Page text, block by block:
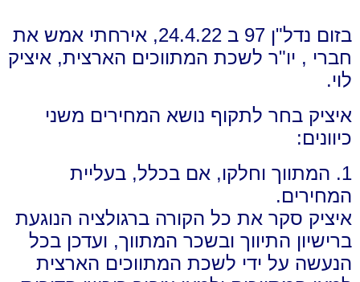
בזום נדל"ן 97 ב 24.4.22, אירחתי אמש את
חברי , יו"ר לשכת המתווכים הארצית, איציק
לוי.
איציק בחר לתקוף נושא המחירים משני
כיוונים:
1. המתווך וחלקו, אם בכלל, בעליית
המחירים.
איציק סקר את כל הקורה ברגולציה הנוגעת
ברישיון התיווך ובשכר המתווך, ועדכן בכל
הנעשה על ידי לשכת המתווכים הארצית